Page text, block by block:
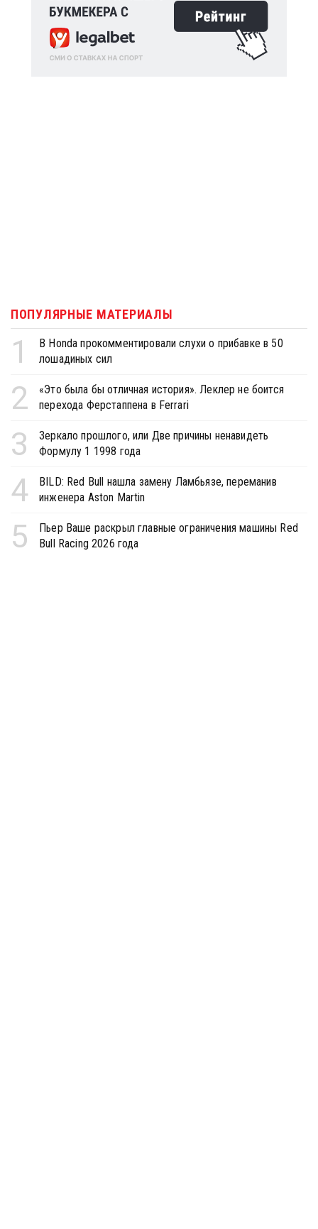
ПОПУЛЯРНЫЕ МАТЕРИАЛЫ
1
В Honda прокомментировали слухи о прибавке в 50
лошадиных сил
2
«Это была бы отличная история». Леклер не боится
перехода Ферстаппена в Ferrari
3
Зеркало прошлого, или Две причины ненавидеть
Формулу 1 1998 года
4
BILD: Red Bull нашла замену Ламбьязе, переманив
инженера Aston Martin
5
Пьер Ваше раскрыл главные ограничения машины Red
Bull Racing 2026 года